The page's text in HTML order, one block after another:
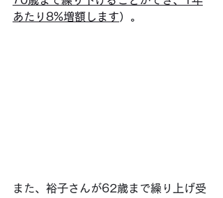
あたり8%増額します）。
また、裕子さんが62歳まで繰り上げ受